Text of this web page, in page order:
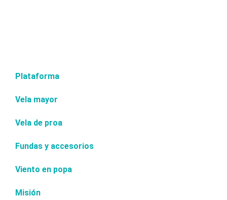
Plataforma
Vela mayor
Vela de proa
Fundas y accesorios
Viento en popa
Misión